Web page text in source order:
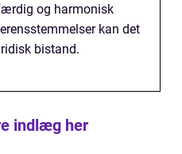
og harmonisk
kan det
bistand.
indlæg her